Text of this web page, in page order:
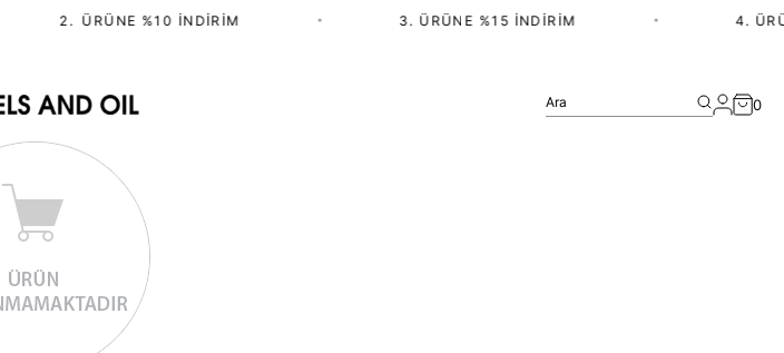
2.⁠ ⁠ÜRÜNE %10 İNDIRIM 3. ÜRÜNE %15 İNDIRIM 4.
Ara 0